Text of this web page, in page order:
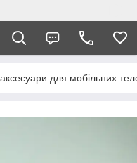
для мобільних